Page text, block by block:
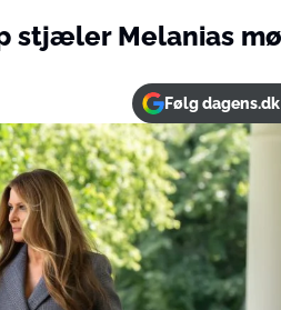
stjæler Melanias
Følg